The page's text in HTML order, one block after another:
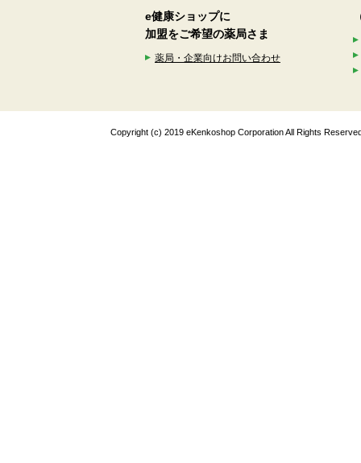
e健康ショップに
加盟をご希望の薬局さま
薬局・企業向けお問い合わせ
Copyright (c) 2019 eKenkoshop Corporation All Rights